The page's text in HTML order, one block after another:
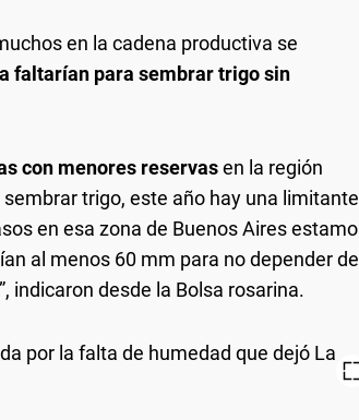
en la cadena productiva se
faltarían para sembrar trigo sin
con menores reservasen la región
trigo, este año hay una limitante
en esa zona de Buenos Aires
al menos 60 mm para no depender de
indicaron desde la Bolsa rosarina.